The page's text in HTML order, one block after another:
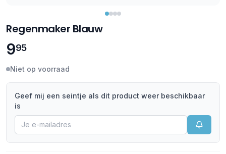
Regenmaker Blauw
995
Niet op voorraad
Geef mij een seintje als dit product weer beschikbaar
is